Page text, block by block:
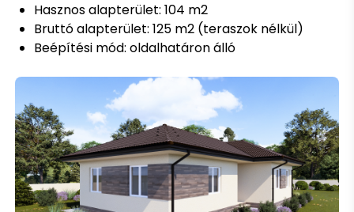
Hasznos alapterület: 104 m2
Bruttó alapterület: 125 m2 (teraszok nélkül)
Beépítési mód: oldalhatáron álló